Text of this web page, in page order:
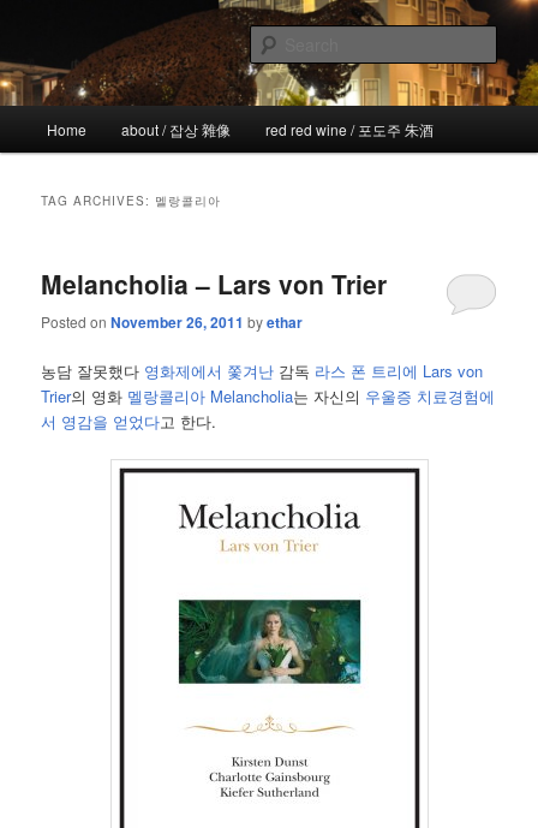
primary
content
secondary
content!wicked
the more I see the less I know
Home about / 잡상 雜像 red red wine / 포도주 朱酒
TAG ARCHIVES: 멜랑콜리아
Melancholia – Lars von Trier
Posted onNovember 26, 2011 byethar
농담 잘못했다 영화제에서 쫓겨난 감독 라스 폰 트리에 Lars von
Trier의 영화 멜랑콜리아 Melancholia는 자신의 우울증 치료경험에
서 영감을 얻었다고 한다.